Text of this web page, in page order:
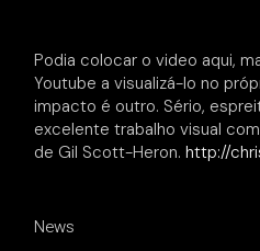
Podia colocar o video aqui,
Youtube a visualizá-lo no
impacto é outro. Sério,
excelente trabalho visual
de Gil Scott-Heron.http://
News